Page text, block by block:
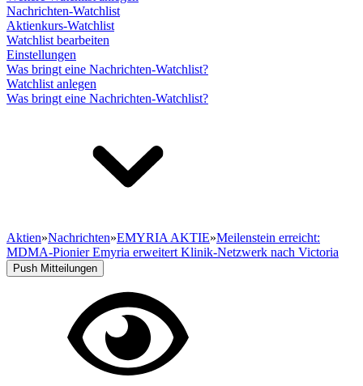
Nachrichten-Watchlist
Aktienkurs-Watchlist
Watchlist bearbeiten
Einstellungen
Was bringt eine Nachrichten-Watchlist?
Watchlist anlegen
Was bringt eine Nachrichten-Watchlist?
Aktien»Nachrichten»EMYRIA AKTIE»Meilenstein erreicht:
MDMA-Pionier Emyria erweitert Klinik-Netzwerk nach Victoria
Push Mitteilungen